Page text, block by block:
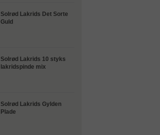
Solrød Lakrids Det Sorte
Guld
Solrød Lakrids 10 styks
lakridspinde mix
Solrød Lakrids Gylden
Plade